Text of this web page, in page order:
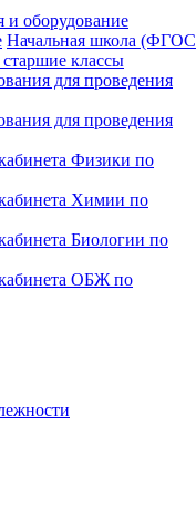
и оборудование
Начальная школа (ФГОС
классы
для проведения
для проведения
Физики по
Химии по
Биологии по
ОБЖ по